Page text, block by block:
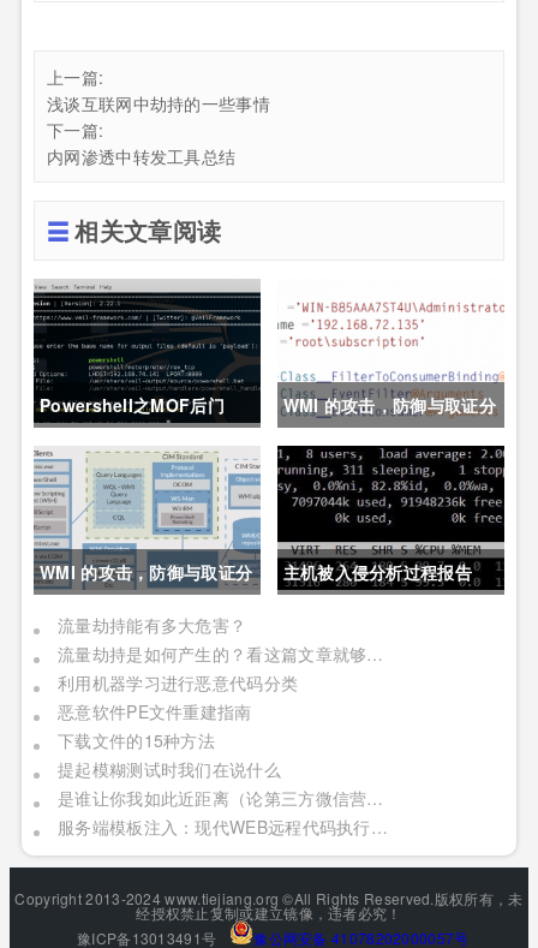
上一篇:
浅谈互联网中劫持的一些事情
下一篇:
内网渗透中转发工具总结
相关文章阅读
Powershell之MOF后门
WMI 的攻击，防御与取证分
析技术之防御篇
WMI 的攻击，防御与取证分
析技术之攻击篇
主机被入侵分析过程报告
流量劫持能有多大危害？
流量劫持是如何产生的？看这篇文章就够了！
利用机器学习进行恶意代码分类
恶意软件PE文件重建指南
下载文件的15种方法
提起模糊测试时我们在说什么
是谁让你我如此近距离（论第三方微信营销平台的安全隐患）
服务端模板注入：现代WEB远程代码执行（补充翻译和扩展）
Copyright 2013-2024 www.tiejiang.org ©All Rights Reserved.版权所有，未
经授权禁止复制或建立镜像，违者必究！
豫ICP备13013491号
豫公网安备 41078202000057号